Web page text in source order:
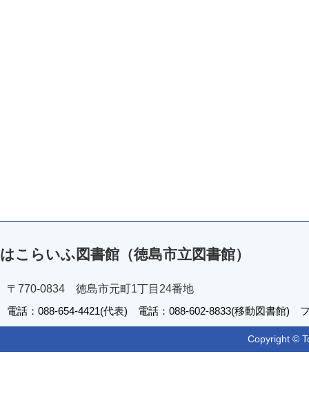
はこらいふ図書館（徳島市立図書館）
〒770-0834 徳島市元町1丁目24番地
電話：088-654-4421(代表) 電話：088-602-8833(移動図書館)
Copyright ©